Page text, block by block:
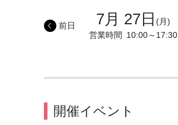
7月 27日 (月)
営業時間
10:00～17:30
前日
開催イベント